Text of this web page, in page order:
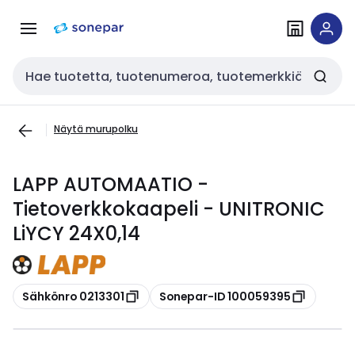
navigointiinsisältöön
Haku
Näytä murupolku
LAPP AUTOMAATIO -
Tietoverkkokaapeli - UNITRONIC
LiYCY 24X0,14
Kopioi
Sähkönro 0213301 Kopioi
Sonepar-ID 100059395